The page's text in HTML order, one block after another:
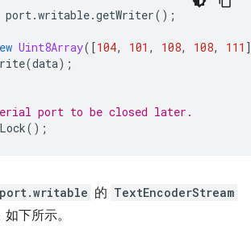
port.writable.getWriter();
Uint8Array([104, 101 , 108, 108, 111
(data);
port to be closed later.
();
port.writable 的 TextEncoderStream
下所示。